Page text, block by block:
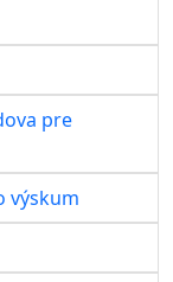
pre
výskum